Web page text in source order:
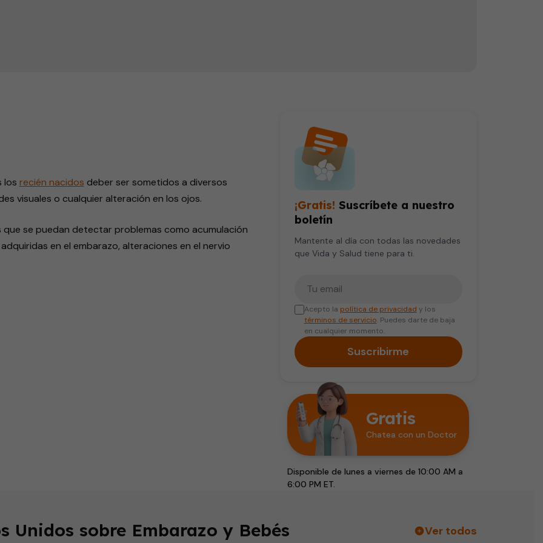
los recién nacidos deber ser sometidos a diversos
visuales o cualquier alteración en los ojos.
se puedan detectar problemas como acumulación
en el embarazo, alteraciones en el nervio
¡Gratis! Suscríbete a nuestro
boletín
Mantente al día con todas las novedades
que Vida y Salud tiene para ti.
Acepto la política de privacidad y los
términos de servicio. Puedes darte de baja
en cualquier momento.
Suscribirme
Gratis
Chatea con un Doctor
Disponible de lunes a viernes de 10:00 AM a
6:00 PM ET.
Unidos sobre Embarazo y Bebés Ver todos